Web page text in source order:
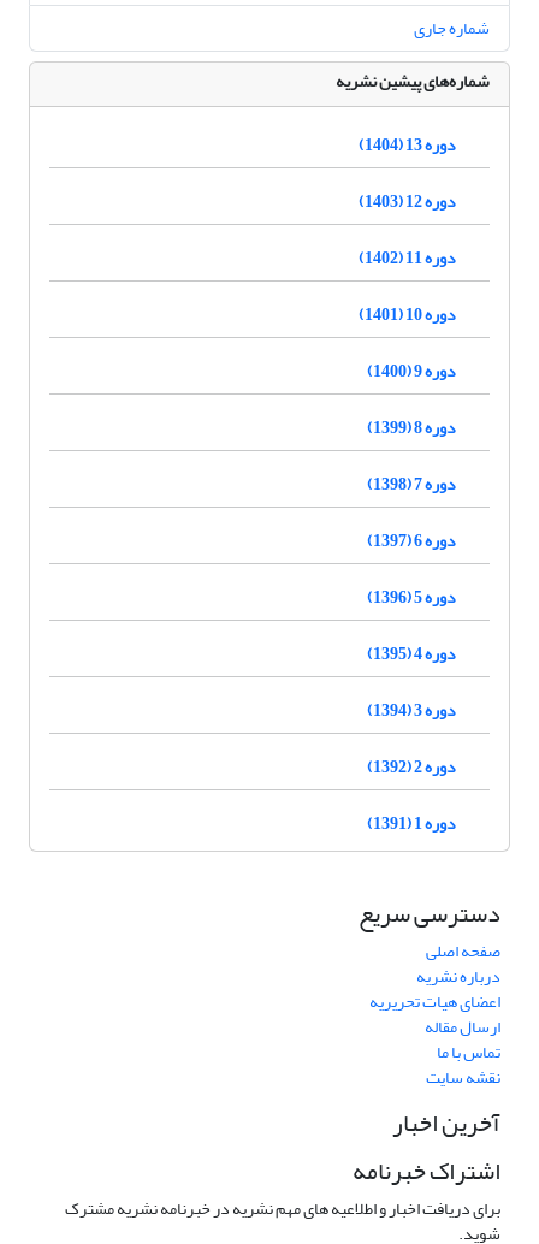
شماره جاری
شماره‌های پیشین نشریه
دوره 13 (1404)
دوره 12 (1403)
دوره 11 (1402)
دوره 10 (1401)
دوره 9 (1400)
دوره 8 (1399)
دوره 7 (1398)
دوره 6 (1397)
دوره 5 (1396)
دوره 4 (1395)
دوره 3 (1394)
دوره 2 (1392)
دوره 1 (1391)
دسترسی سریع
صفحه اصلی
درباره نشریه
اعضای هیات تحریریه
ارسال مقاله
تماس با ما
نقشه سایت
آخرین اخبار
اشتراک خبرنامه
برای دریافت اخبار و اطلاعیه های مهم نشریه در خبرنامه نشریه مشترک
شوید.